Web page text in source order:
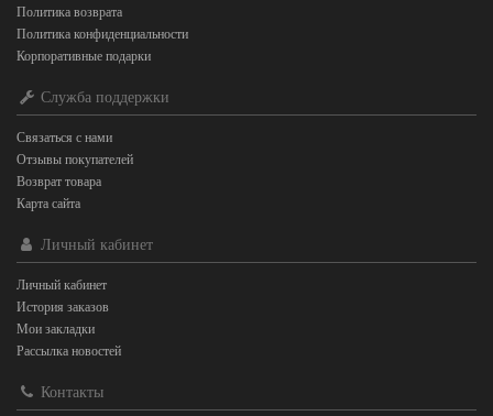
Политика возврата
Политика конфиденциальности
Корпоративные подарки
Служба поддержки
Связаться с нами
Отзывы покупателей
Возврат товара
Карта сайта
Личный кабинет
Личный кабинет
История заказов
Мои закладки
Рассылка новостей
Контакты